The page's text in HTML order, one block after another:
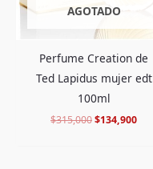
AGOTADO
Perfume Creation de
Ted Lapidus mujer edt
100ml
$315,000$134,900